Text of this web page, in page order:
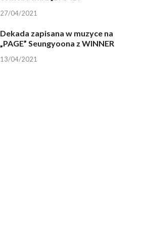
27/04/2021
Dekada zapisana w muzyce na
„PAGE” Seungyoona z WINNER
13/04/2021